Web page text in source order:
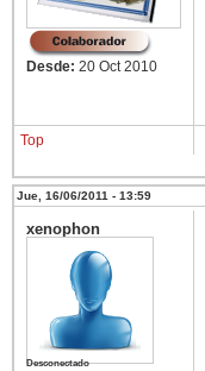
Desde: 20 Oct 2010
Top
Jue, 16/06/2011 - 13:59
xenophon
Desconectado